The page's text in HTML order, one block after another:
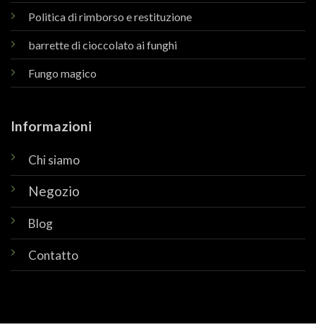
Politica di rimborso e restituzione
barrette di cioccolato ai funghi
Fungo magico
Informazioni
Chi siamo
Negozio
Blog
Contatto